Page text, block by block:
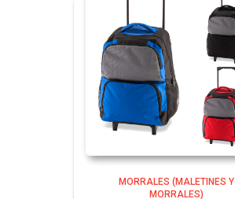
MORRALES (MALETINES Y
MORRALES)